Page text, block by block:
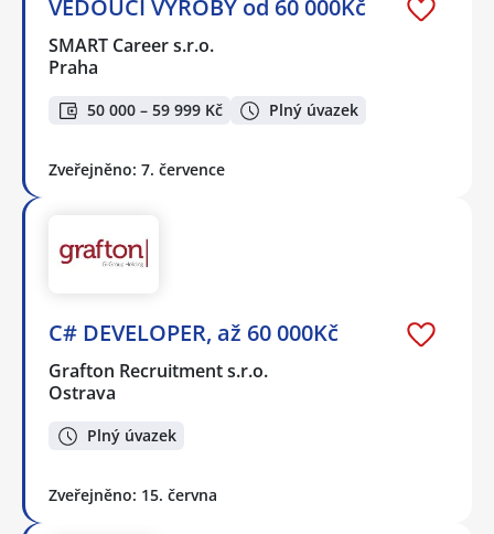
VEDOUCÍ VÝROBY od 60 000Kč
SMART Career s.r.o.
Praha
50 000 – 59 999 Kč Plný úvazek
Zveřejněno: 7. července
C# DEVELOPER, až 60 000Kč
Grafton Recruitment s.r.o.
Ostrava
Plný úvazek
Zveřejněno: 15. června